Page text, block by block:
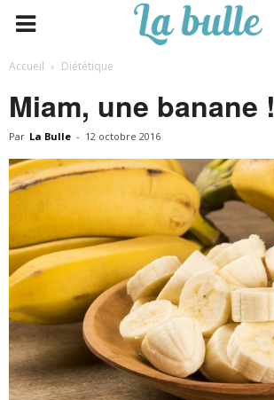
Accueil Diététique
Miam, une banane !
Par La Bulle - 12 octobre 2016